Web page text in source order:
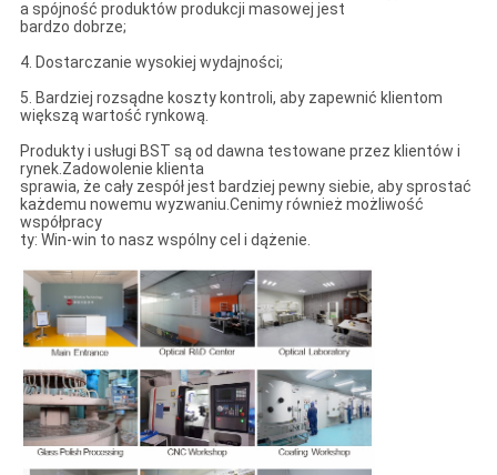
a spójność produktów produkcji masowej jest
bardzo dobrze;
4. Dostarczanie wysokiej wydajności;
5. Bardziej rozsądne koszty kontroli, aby zapewnić klientom
większą wartość rynkową.
Produkty i usługi BST są od dawna testowane przez klientów i
rynek.Zadowolenie klienta
sprawia, że ​​cały zespół jest bardziej pewny siebie, aby sprostać
każdemu nowemu wyzwaniu.Cenimy również możliwość
współpracy
ty: Win-win to nasz wspólny cel i dążenie.